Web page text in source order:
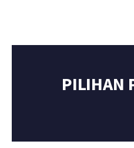
PILIHAN